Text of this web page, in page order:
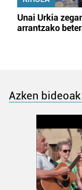
Unai Urkia
arrantzako
Azken bideoak